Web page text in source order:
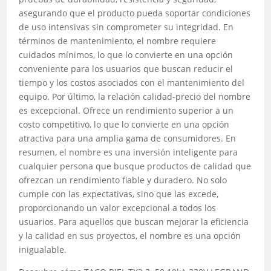
asegurando que el producto pueda soportar condiciones
de uso intensivas sin comprometer su integridad. En
términos de mantenimiento, el nombre requiere
cuidados mínimos, lo que lo convierte en una opción
conveniente para los usuarios que buscan reducir el
tiempo y los costos asociados con el mantenimiento del
equipo. Por último, la relación calidad-precio del nombre
es excepcional. Ofrece un rendimiento superior a un
costo competitivo, lo que lo convierte en una opción
atractiva para una amplia gama de consumidores. En
resumen, el nombre es una inversión inteligente para
cualquier persona que busque productos de calidad que
ofrezcan un rendimiento fiable y duradero. No solo
cumple con las expectativas, sino que las excede,
proporcionando un valor excepcional a todos los
usuarios. Para aquellos que buscan mejorar la eficiencia
y la calidad en sus proyectos, el nombre es una opción
inigualable.